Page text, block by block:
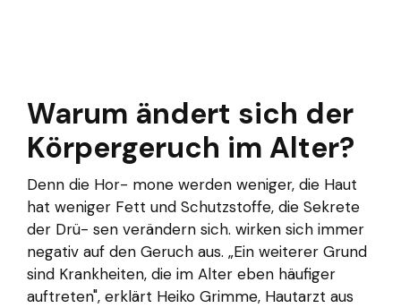
Warum ändert sich der
Körpergeruch im Alter?
Denn die Hor- mone werden weniger, die Haut
hat weniger Fett und Schutzstoffe, die Sekrete
der Drü- sen verändern sich. wirken sich immer
negativ auf den Geruch aus. „Ein weiterer Grund
sind Krankheiten, die im Alter eben häufiger
auftreten", erklärt Heiko Grimme, Hautarzt aus